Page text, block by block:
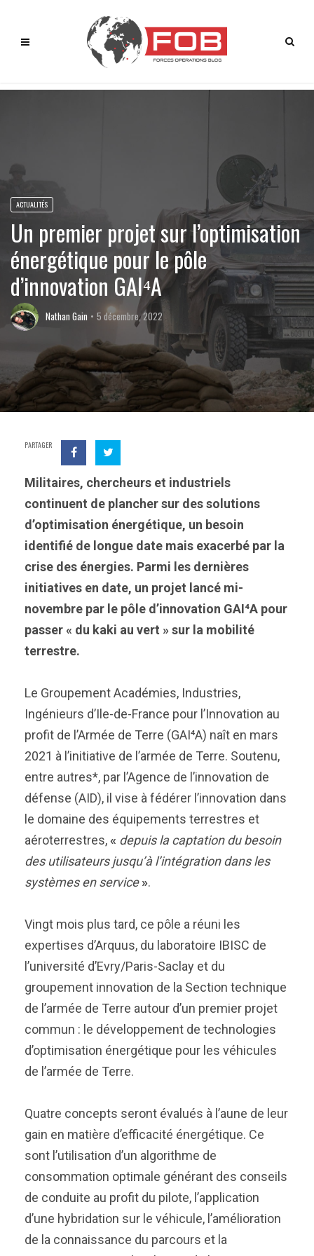
ACTUALITÉS
Un premier projet sur l’optimisation
énergétique pour le pôle
d’innovation GAI⁴A
Nathan Gain 5 décembre, 2022
PARTAGER
Militaires, chercheurs et industriels
continuent de plancher sur des solutions
d’optimisation énergétique, un besoin
identifié de longue date mais exacerbé par la
crise des énergies. Parmi les dernières
initiatives en date, un projet lancé mi-
novembre par le pôle d’innovation GAI⁴A pour
passer « du kaki au vert » sur la mobilité
terrestre.
Le Groupement Académies, Industries,
Ingénieurs d’Ile-de-France pour l’Innovation au
profit de l’Armée de Terre (GAI⁴A) naît en mars
2021 à l’initiative de l’armée de Terre. Soutenu,
entre autres*, par l’Agence de l’innovation de
défense (AID), il vise à fédérer l’innovation dans
le domaine des équipements terrestres et
aéroterrestres,« depuis la captation du besoin
des utilisateurs jusqu’à l’intégration dans les
systèmes en service ».
Vingt mois plus tard, ce pôle a réuni les
expertises d’Arquus, du laboratoire IBISC de
l’université d’Evry/Paris-Saclay et du
groupement innovation de la Section technique
de l’armée de Terre autour d’un premier projet
commun : le développement de technologies
d’optimisation énergétique pour les véhicules
de l’armée de Terre.
Quatre concepts seront évalués à l’aune de leur
gain en matière d’efficacité énergétique. Ce
sont l’utilisation d’un algorithme de
consommation optimale générant des conseils
de conduite au profit du pilote, l’application
d’une hybridation sur le véhicule, l’amélioration
de la connaissance du parcours et la